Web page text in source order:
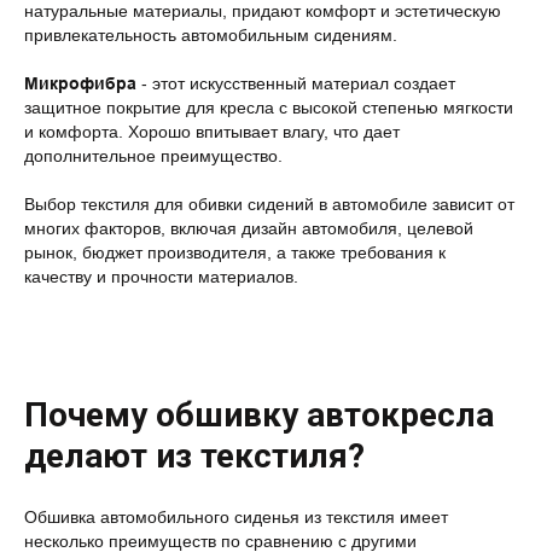
натуральные материалы, придают комфорт и эстетическую
привлекательность автомобильным сидениям.
Микрофибра - этот искусственный материал создает
защитное покрытие для кресла с высокой степенью мягкости
и комфорта. Хорошо впитывает влагу, что дает
дополнительное преимущество.
Выбор текстиля для обивки сидений в автомобиле зависит от
многих факторов, включая дизайн автомобиля, целевой
рынок, бюджет производителя, а также требования к
качеству и прочности материалов.
Почему обшивку автокресла
делают из текстиля?
Обшивка автомобильного сиденья из текстиля имеет
несколько преимуществ по сравнению с другими